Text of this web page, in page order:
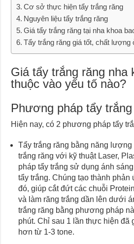
Cơ sở thực hiện tẩy trắng răng
Nguyên liệu tẩy trắng răng
Giá tẩy trắng răng tại nha khoa
Tẩy trắng răng giá tốt, chất lượng
Giá tẩy trắng răng nha
thuộc vào yếu tố nào?
Phương pháp tẩy
Hiện nay, có 2 phương pháp tẩy
Tẩy trắng răng bằng năng
trắng răng với kỹ thuật Laser,
pháp tẩy trắng sử dụng ánh
tẩy trắng. Chúng tạo thành
đó, giúp cắt đứt các chuỗi
và làm răng trắng dần lên dưới
trắng răng bằng phương pháp
phút. Chỉ sau 1 lần thực hiện đã
hơn từ 1-3 tone.